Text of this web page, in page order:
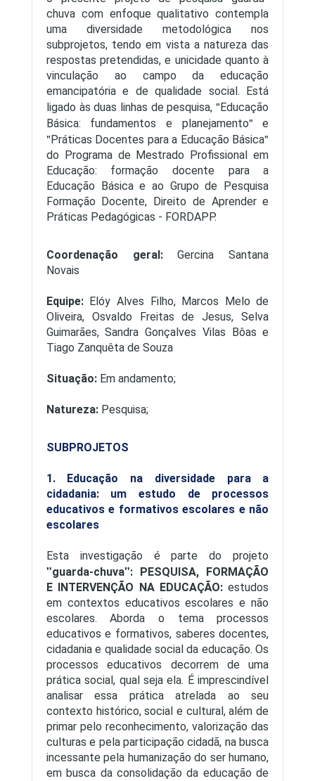
chuva com enfoque qualitativo contempla
uma diversidade metodológica nos
subprojetos, tendo em vista a natureza das
respostas pretendidas, e unicidade quanto à
vinculação ao campo da educação
emancipatória e de qualidade social. Está
ligado às duas linhas de pesquisa, Educação
Básica: fundamentos e planejamento
e
Práticas Docentes para a Educação Básica
do Programa de Mestrado Profissional em
Educação: formação docente para a
Educação Básica e ao Grupo de Pesquisa
Formação Docente, Direito de Aprender e
Práticas Pedagógicas - FORDAPP.
Coordenação geral:Gercina Santana
Novais
Equipe:Elóy Alves Filho, Marcos Melo de
Oliveira, Osvaldo Freitas de Jesus, Selva
Guimarães, Sandra Gonçalves Vilas Bôas e
Tiago Zanquêta de Souza
Situação:Em andamento;
Natureza:Pesquisa;
SUBPROJETOS
1. Educação na diversidade para a
cidadania: um estudo de processos
educativos e formativos escolares e não
escolares
Esta investigação é parte do projeto
guarda-chuva : PESQUISA, FORMAÇÃO
E INTERVENÇÃO NA EDUCAÇÃO:estudos
em contextos educativos escolares e não
escolares. Aborda o tema processos
educativos e formativos, saberes docentes,
cidadania e qualidade social da educação. Os
processos educativos decorrem de uma
prática social, qual seja ela. É imprescindível
analisar essa prática atrelada ao seu
contexto histórico, social e cultural, além de
primar pelo reconhecimento, valorização das
culturas e pela participação cidadã, na busca
incessante pela humanização do ser humano,
em busca da consolidação da educação de